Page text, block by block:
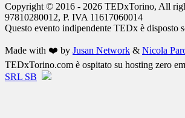
Copyright © 2016 - 2026 TEDxTorino, All
97810280012, P. IVA 11617060014
Questo evento indipendente TEDx è disposto
Made with ❤️ by Jusan Network & Nicola
TEDxTorino.com è ospitato su hosting zero
SRL SB